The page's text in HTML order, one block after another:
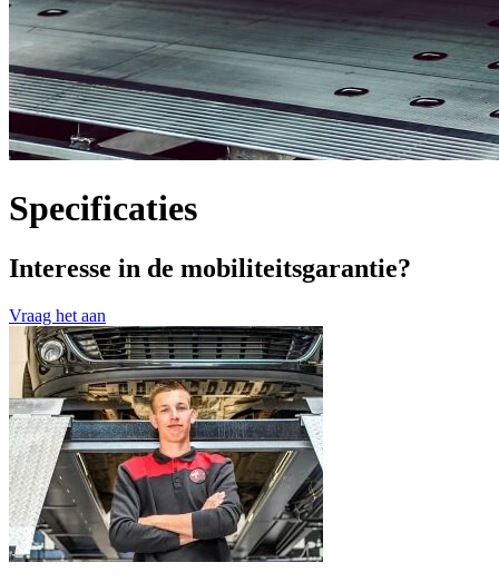
Specificaties
Interesse in de mobiliteitsgarantie?
Vraag het aan